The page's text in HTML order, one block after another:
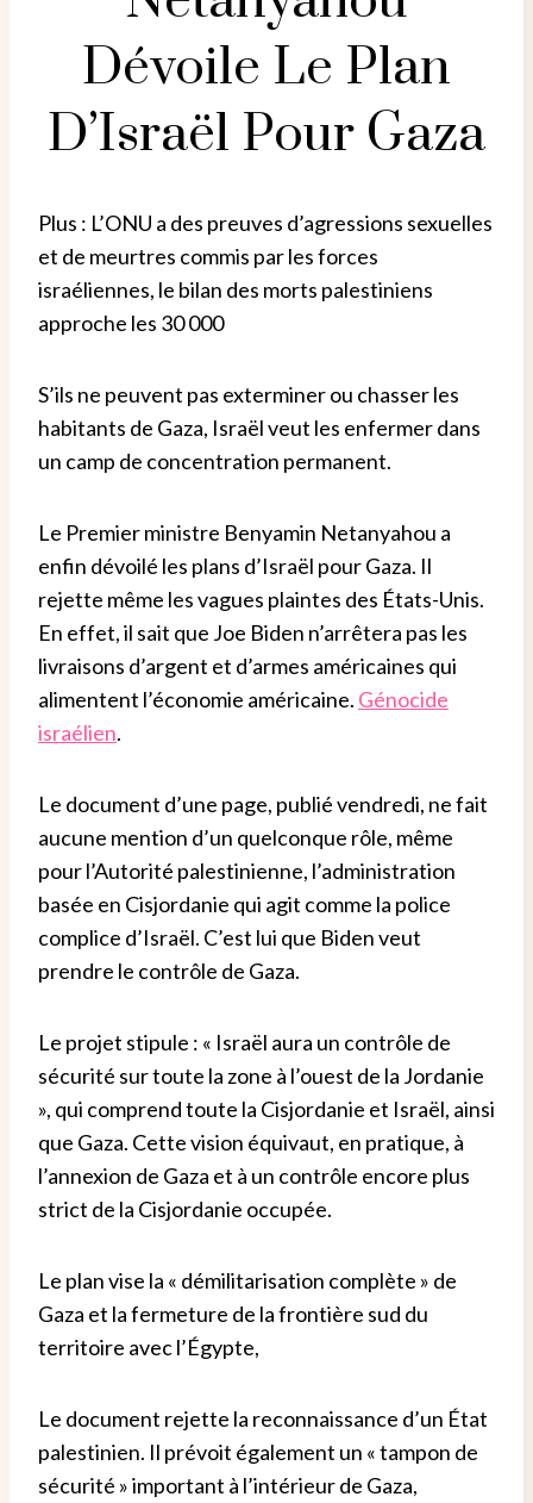
Dévoile Le Plan
D’Israël Pour Gaza
Plus : L’ONU a des preuves d’agressions sexuelles
et de meurtres commis par les forces
israéliennes, le bilan des morts palestiniens
approche les 30 000
S’ils ne peuvent pas exterminer ou chasser les
habitants de Gaza, Israël veut les enfermer dans
un camp de concentration permanent.
Le Premier ministre Benyamin Netanyahou a
enfin dévoilé les plans d’Israël pour Gaza. Il
rejette même les vagues plaintes des États-Unis.
En effet, il sait que Joe Biden n’arrêtera pas les
livraisons d’argent et d’armes américaines qui
alimentent l’économie américaine. Génocide
israélien.
Le document d’une page, publié vendredi, ne fait
aucune mention d’un quelconque rôle, même
pour l’Autorité palestinienne, l’administration
basée en Cisjordanie qui agit comme la police
complice d’Israël. C’est lui que Biden veut
prendre le contrôle de Gaza.
Le projet stipule : « Israël aura un contrôle de
sécurité sur toute la zone à l’ouest de la Jordanie
», qui comprend toute la Cisjordanie et Israël, ainsi
que Gaza. Cette vision équivaut, en pratique, à
l’annexion de Gaza et à un contrôle encore plus
strict de la Cisjordanie occupée.
Le plan vise la « démilitarisation complète » de
Gaza et la fermeture de la frontière sud du
territoire avec l’Égypte,
Le document rejette la reconnaissance d’un État
palestinien. Il prévoit également un « tampon de
sécurité » important à l’intérieur de Gaza,